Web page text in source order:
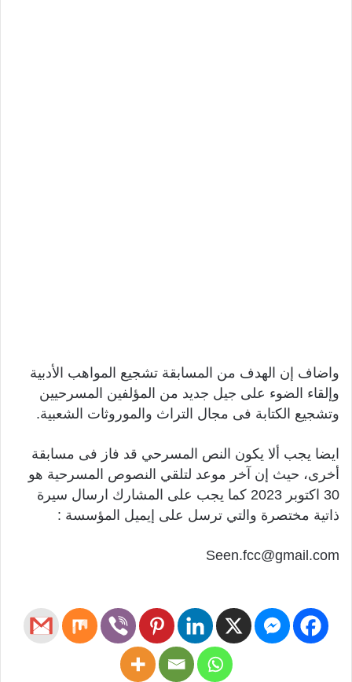
واضاف إن الهدف من المسابقة تشجيع المواهب الأدبية
وإلقاء الضوء على جيل جديد من المؤلفين المسرحيين
وتشجيع الكتابة فى مجال التراث والموروثات الشعبية.
ايضا يجب ألا يكون النص المسرحي قد فاز فى مسابقة
أخرى، حيث إن آخر موعد لتلقي النصوص المسرحية هو
30 اكتوبر 2023 كما يجب على المشارك ارسال سيرة
ذاتية مختصرة والتي ترسل على إيميل المؤسسة :
Seen.fcc@gmail.com